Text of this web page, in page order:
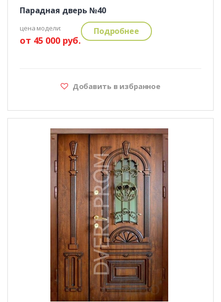
Парадная дверь №40
цена модели:
от 45 000 руб.
Подробнее
Добавить в избранное